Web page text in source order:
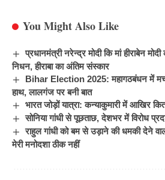
You Might Also Like
प्रधानमंत्री नरेन्द्र मोदी कि मां हीराबेन
निधन, हीराबा का अंतिम संस्कार
Bihar Election 2025: महागठबंधन में
हाथ, लालगंज पर बनी बात
भारत जोड़ों यात्रा: कन्याकुमारी में आखिर
सोनिया गांधी से पूछताछ, देशभर में विरोध
राहुल गांधी को बम से उड़ाने की धमकी देने
मेरी मनोदशा ठीक नहीं